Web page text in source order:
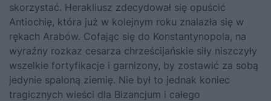
skorzystać. Herakliusz zdecydował się opuścić
Antiochię, która już w kolejnym roku znalazła się w
rękach Arabów. Cofając się do Konstantynopola, na
wyraźny rozkaz cesarza chrześcijańskie siły niszczyły
wszelkie fortyfikacje i garnizony, by zostawić za sobą
jedynie spaloną ziemię. Nie był to jednak koniec
tragicznych wieści dla Bizancjum i całego